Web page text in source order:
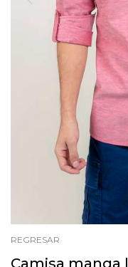
REGRESAR
Camisa manga